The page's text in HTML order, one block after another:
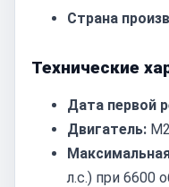
Страна
Технические
Дата первой
Двигатель:
л.с.) при 6600